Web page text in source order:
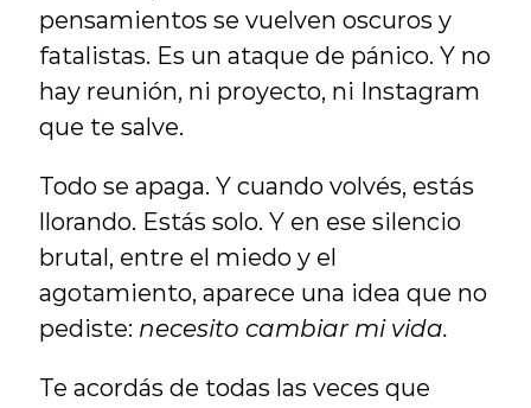
pensamientos se vuelven oscuros y
fatalistas. Es un ataque de pánico. Y no
hay reunión, ni proyecto, ni Instagram
que te salve.
Todo se apaga. Y cuando volvés, estás
llorando. Estás solo. Y en ese silencio
brutal, entre el miedo y el
agotamiento, aparece una idea que no
pediste: necesito cambiar mi vida.
Te acordás de todas las veces que